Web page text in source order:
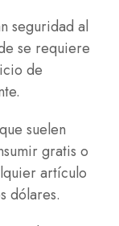
seguridad al
se requiere
de
suelen
gratis o
artículo
dólares.